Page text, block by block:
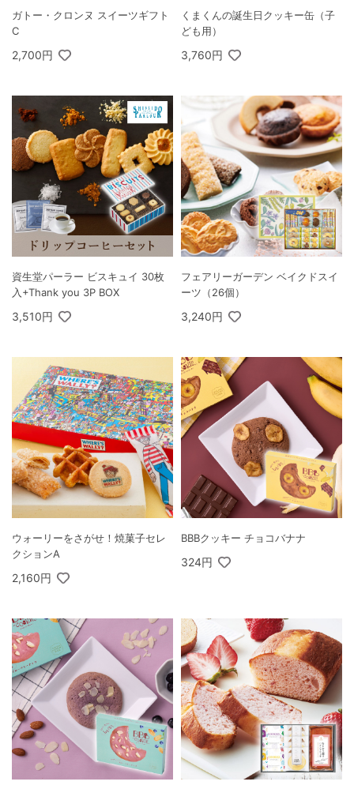
ガトー・クロンヌ スイーツギフト
C
2,700円
くまくんの誕生日クッキー缶（子
ども用）
3,760円
資生堂パーラー ビスキュイ 30枚
入+Thank you 3P BOX
3,510円
フェアリーガーデン ベイクドスイ
ーツ（26個）
3,240円
ウォーリーをさがせ！焼菓子セレ
クションA
2,160円
BBBクッキー チョコバナナ
324円